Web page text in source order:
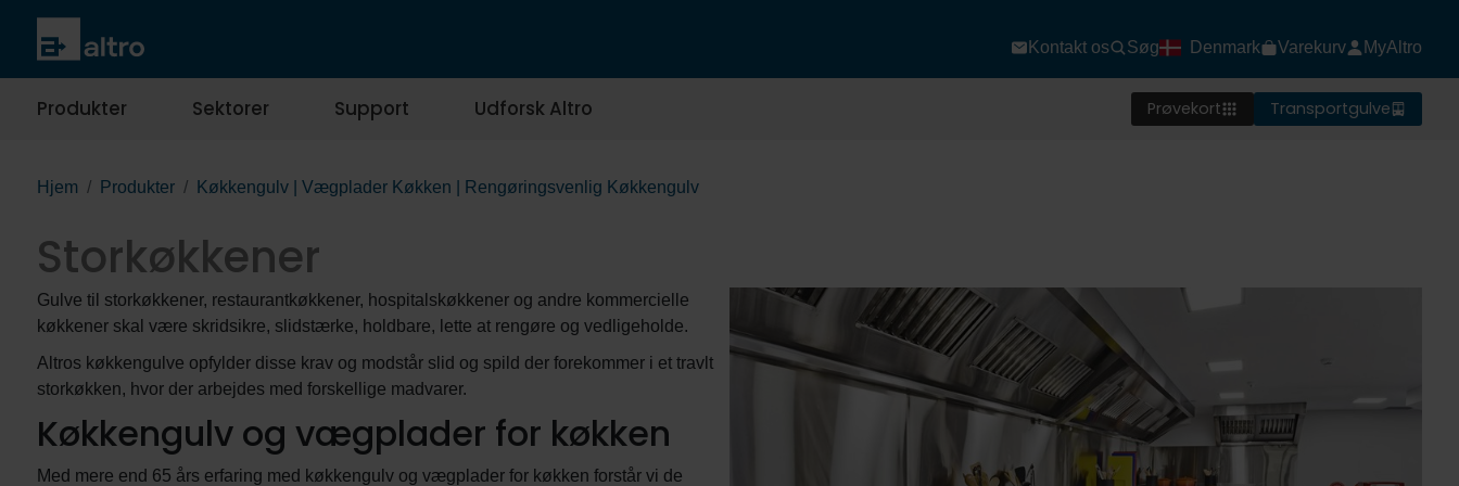
Kontakt os Søg Denmark Varekurv MyAltro
Produkter Sektorer Support Udforsk Altro Prøvekort Transportgulve
Hjem Produkter Køkkengulv | Vægplader Køkken | Rengøringsvenlig Køkkengulv
Storkøkkener
Gulve til storkøkkener, restaurantkøkkener, hospitalskøkkener og andre kommercielle
køkkener skal være skridsikre, slidstærke, holdbare, lette at rengøre og vedligeholde.
Altros køkkengulve opfylder disse krav og modstår slid og spild der forekommer i et travlt
storkøkken, hvor der arbejdes med forskellige madvarer.
Køkkengulv og vægplader for køkken
Med mere end 65 års erfaring med køkkengulv og vægplader for køkken forstår vi de